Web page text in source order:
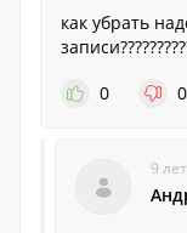
как убрать
0
0
9